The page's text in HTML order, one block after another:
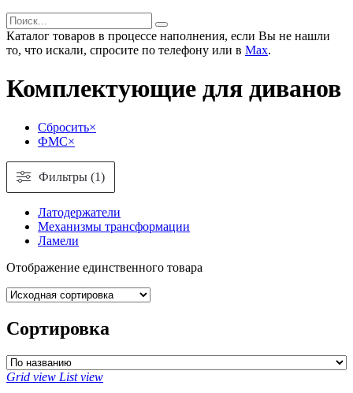
Каталог товаров в процессе наполнения, если Вы не нашли
то, что искали, спросите по телефону или в Мах.
Комплектующие для диванов
Сбросить×
ФМС×
Фильтры (1)
Латодержатели
Механизмы трансформации
Ламели
Отображение единственного товара
Сортировка
Grid view List view